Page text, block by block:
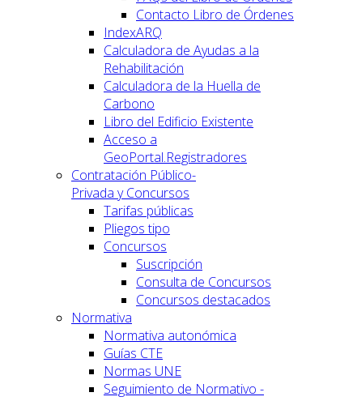
Contacto Libro de Órdenes
IndexARQ
Calculadora de Ayudas a la
Rehabilitación
Calculadora de la Huella de
Carbono
Libro del Edificio Existente
Acceso a
GeoPortal.Registradores
Contratación Público-
Privada y Concursos
Tarifas públicas
Pliegos tipo
Concursos
Suscripción
Consulta de Concursos
Concursos destacados
Normativa
Normativa autonómica
Guías CTE
Normas UNE
Seguimiento de Normativo -